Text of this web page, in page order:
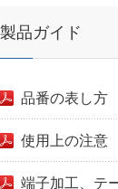
製品ガイド
品番の表し方
使用上の注意
端子加工、テ